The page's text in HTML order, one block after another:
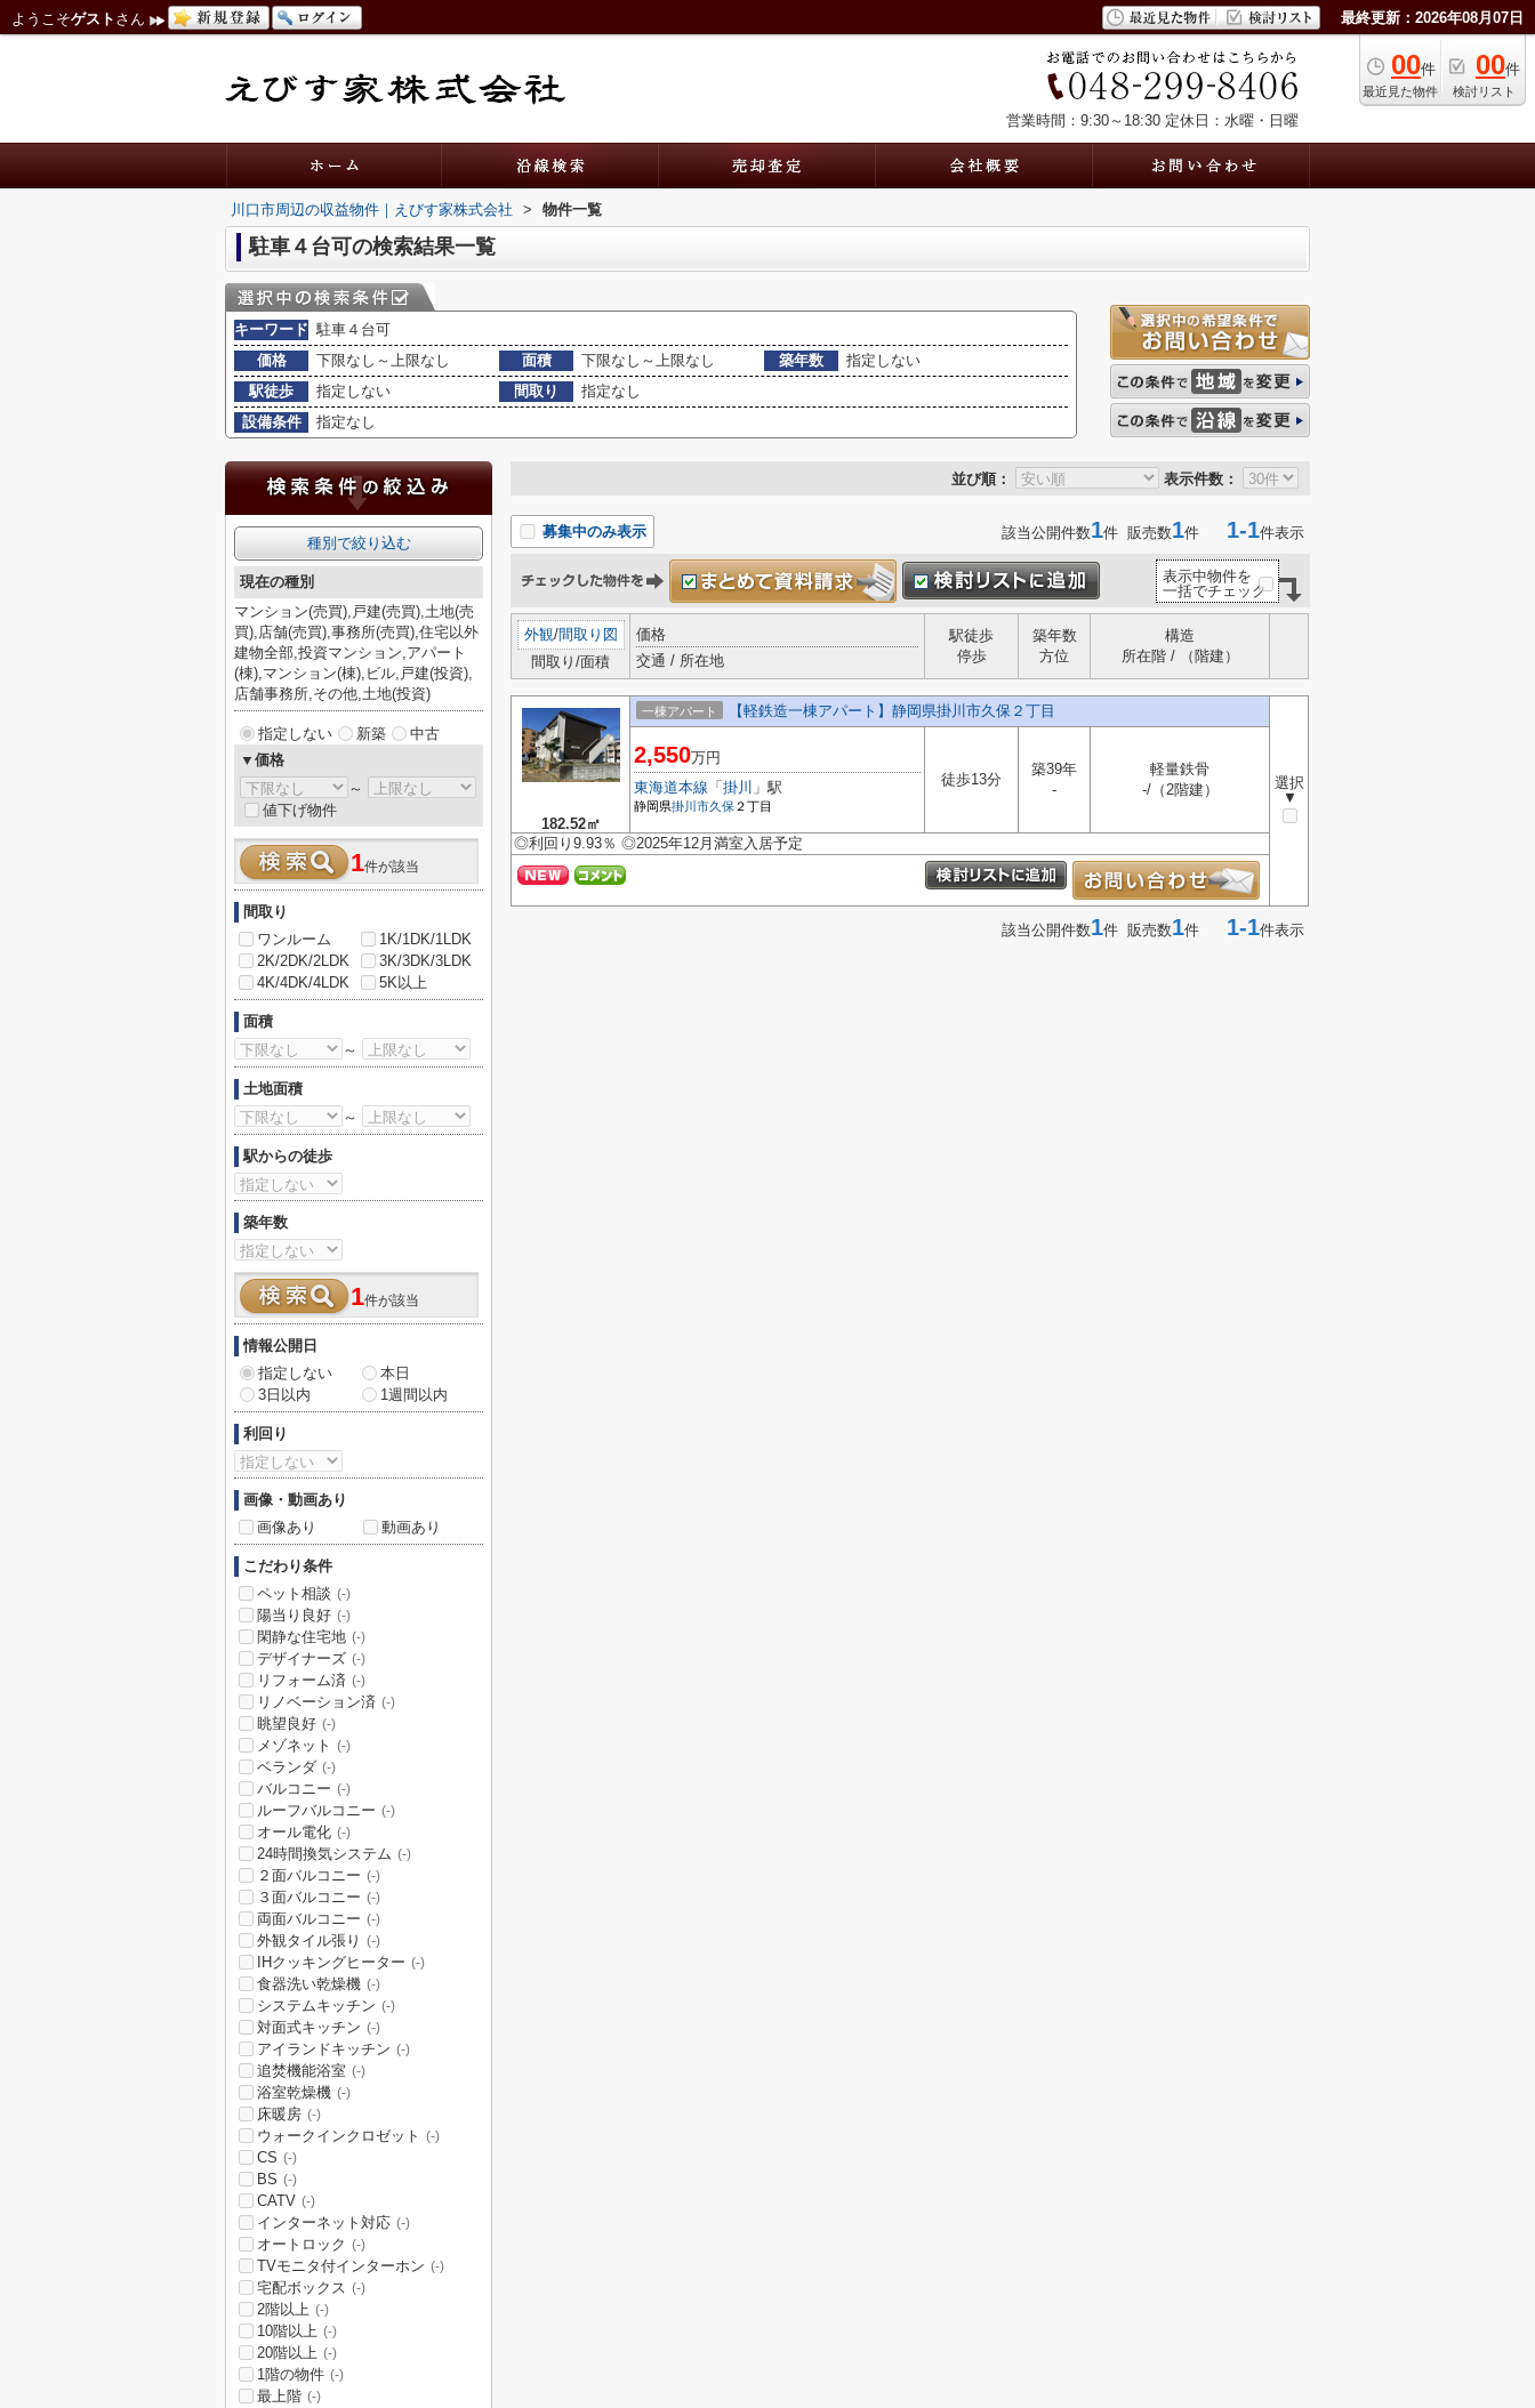
ようこそゲスト さん 最終更新：2026年08月07日
00件
最近見た物件
00件
検討リスト
営業時間：9:30～18:30 定休日：水曜・日曜
川口市周辺の収益物件｜えびす家株式会社 > 物件一覧
駐車４台可の検索結果一覧
キーワード 駐車４台可
価格
下限なし～上限なし 面積 下限なし～上限なし 築年数
指定しない
駅徒歩
指定しない 間取り
指定なし
設備条件
指定なし
並び順： 表示件数：
募集中のみ表示 該当公開件数1件 販売数1件 1-1件表示
表示中物件を
一括でチェック
外観/間取り図
間取り/面積
価格
交通 / 所在地
駅徒歩
停歩
築年数
方位
構造
所在階 / （階建）
182.52㎡
一棟アパート 【軽鉄造一棟アパート】静岡県掛川市久保２丁目
選択
▼
2,550万円
東海道本線 「 掛川 」駅
静岡県掛川市久保 ２丁目
徒歩13分
築39年
-
軽量鉄骨
-/（2階建）
◎利回り9.93％ ◎2025年12月満室入居予定
該当公開件数1件 販売数1件 1-1件表示
種別で絞り込む
現在の種別
マンション(売買),戸建(売買),土地(売
買),店舗(売買),事務所(売買),住宅以外
建物全部,投資マンション,アパート
(棟),マンション(棟),ビル,戸建(投資),
店舗事務所,その他,土地(投資)
指定しない 新築
中古
▼価格
～
値下げ物件
1件が該当
間取り
ワンルーム
1K/1DK/1LDK
2K/2DK/2LDK
3K/3DK/3LDK
4K/4DK/4LDK
5K以上
面積
～
土地面積
～
駅からの徒歩
築年数
1件が該当
情報公開日
指定しない
本日
3日以内
1週間以内
利回り
画像・動画あり
画像あり
動画あり
こだわり条件
ペット相談 (-)
陽当り良好 (-)
閑静な住宅地 (-)
デザイナーズ (-)
リフォーム済 (-)
リノベーション済 (-)
眺望良好 (-)
メゾネット (-)
ベランダ (-)
バルコニー (-)
ルーフバルコニー (-)
オール電化 (-)
24時間換気システム (-)
２面バルコニー (-)
３面バルコニー (-)
両面バルコニー (-)
外観タイル張り (-)
IHクッキングヒーター (-)
食器洗い乾燥機 (-)
システムキッチン (-)
対面式キッチン (-)
アイランドキッチン (-)
追焚機能浴室 (-)
浴室乾燥機 (-)
床暖房 (-)
ウォークインクロゼット (-)
CS (-)
BS (-)
CATV (-)
インターネット対応 (-)
オートロック (-)
TVモニタ付インターホン (-)
宅配ボックス (-)
2階以上 (-)
10階以上 (-)
20階以上 (-)
1階の物件 (-)
最上階 (-)